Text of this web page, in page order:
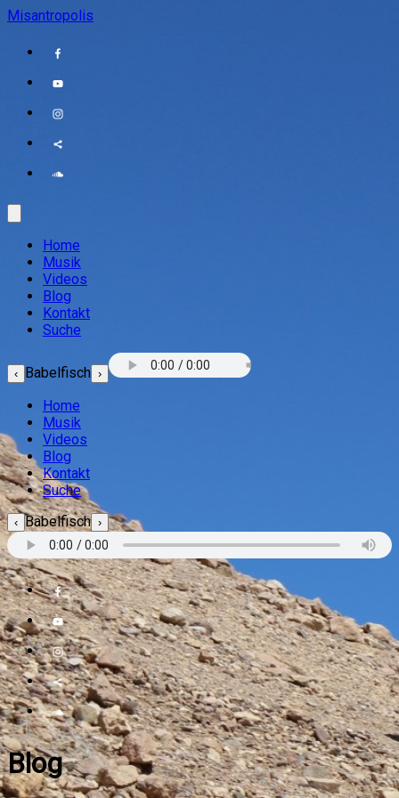
Misantropolis
Home
Musik
Videos
Blog
Kontakt
Suche
‹ Babelfisch ›
Home
Musik
Videos
Blog
Kontakt
Suche
‹ Babelfisch ›
Blog